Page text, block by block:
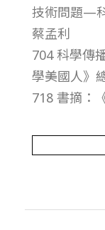
技術問題—
蔡孟利
704 科學傳
學美國人》
718 書摘：